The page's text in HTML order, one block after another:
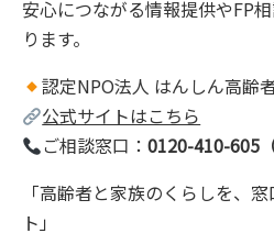
安心につながる情報提供やFP
ります。
認定NPO法人 はんしん高齢
公式サイトはこちら
ご相談窓口：0120-410-605
「高齢者と家族のくらしを、
ト」